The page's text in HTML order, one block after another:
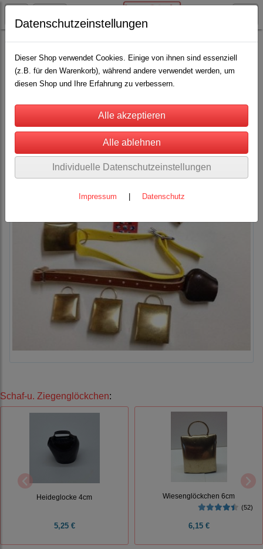
Weideglocken
Schaf-u. Ziegenglöckchen:
Heideglocke 4cm
5,25 €
Wiesenglöckchen 6cm
(52)
6,15 €
Datenschutzeinstellungen
Dieser Shop verwendet Cookies. Einige von ihnen sind essenziell
(z.B. für den Warenkorb), während andere verwendet werden, um
diesen Shop und Ihre Erfahrung zu verbessern.
Individuelle Datenschutzeinstellungen
Impressum Datenschutz